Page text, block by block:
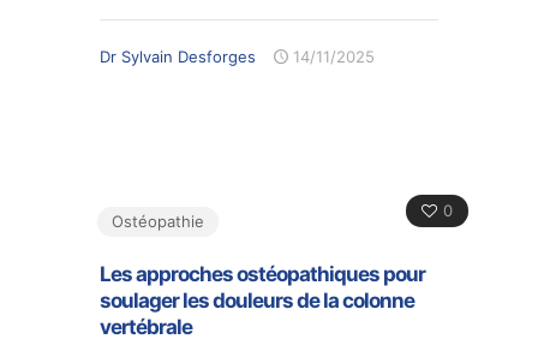
Dr Sylvain Desforges 14/11/2025
0
Ostéopathie
Les approches ostéopathiques pour
soulager les douleurs de la colonne
vertébrale